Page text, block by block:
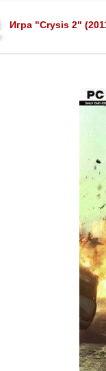
Игра "Crysis 2"